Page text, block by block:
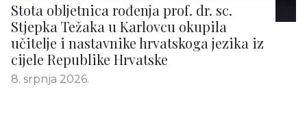
Stota obljetnica rođenja prof. dr. sc.
Stjepka Težaka u Karlovcu okupila
učitelje i nastavnike hrvatskoga jezika iz
cijele Republike Hrvatske
8. srpnja 2026.